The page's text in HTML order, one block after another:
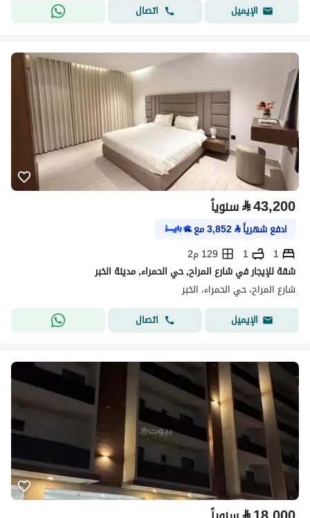
الإيميل
اتصال
⃁43,200 سنوياً
ادفع شهرياً⃁
3,852مع
1
1
129 م2
شقة للإيجار في شارع المراح, حي الحمراء, مدينة الخبر
شارع المراح، حي الحمراء، الخبر
الإيميل
اتصال